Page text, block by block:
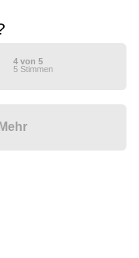
4 von 5
5 Stimmen
Mehr